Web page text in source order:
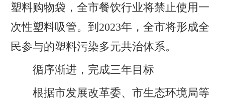
塑料购物袋，全市餐饮行业将禁止使用一
次性塑料吸管。到2023年，全市将形成全
民参与的塑料污染多元共治体系。
循序渐进，完成三年目标
根据市发展改革委、市生态环境局等